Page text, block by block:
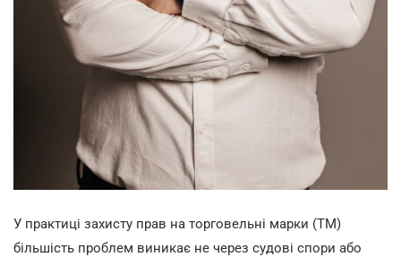
У практиці захисту прав на торговельні марки (ТМ)
більшість проблем виникає не через судові спори або